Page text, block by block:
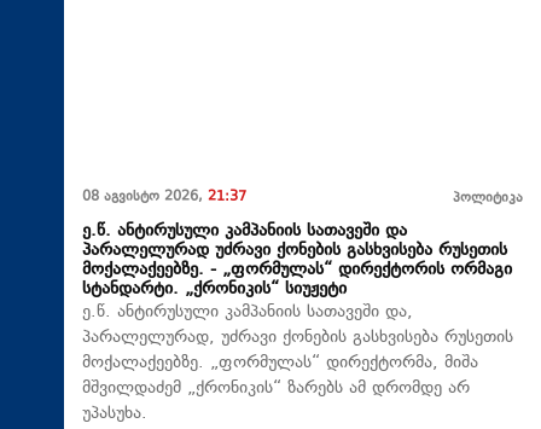
08 აგვისტო 2026, 21:37 პოლიტიკა
ე.წ. ანტირუსული კამპანიის სათავეში და
პარალელურად უძრავი ქონების გასხვისება რუსეთის
მოქალაქეებზე. - „ფორმულას“ დირექტორის ორმაგი
სტანდარტი. „ქრონიკის“ სიუჟეტი
ე.წ. ანტირუსული კამპანიის სათავეში და,
პარალელურად, უძრავი ქონების გასხვისება რუსეთის
მოქალაქეებზე. „ფორმულას“ დირექტორმა, მიშა
მშვილდაძემ „ქრონიკის“ ზარებს ამ დრომდე არ
უპასუხა.